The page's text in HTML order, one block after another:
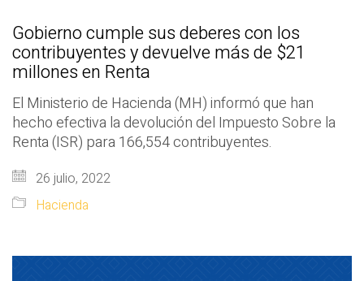
Gobierno cumple sus deberes con los
contribuyentes y devuelve más de $21
millones en Renta
El Ministerio de Hacienda (MH) informó que han
hecho efectiva la devolución del Impuesto Sobre la
Renta (ISR) para 166,554 contribuyentes.
26 julio, 2022
Hacienda